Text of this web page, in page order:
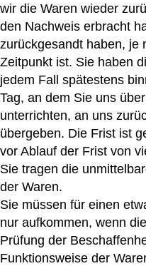
wir die Waren wieder
den Nachweis erbracht
zurückgesandt haben, je
Zeitpunkt ist. Sie haben
jedem Fall spätestens
Tag, an dem Sie uns
unterrichten, an uns
übergeben. Die Frist ist
vor Ablauf der Frist von
Sie tragen die
der Waren.
Sie müssen für einen
nur aufkommen, wenn
Prüfung der
Funktionsweise der